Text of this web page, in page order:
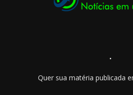
.
Quer sua matéria publicada